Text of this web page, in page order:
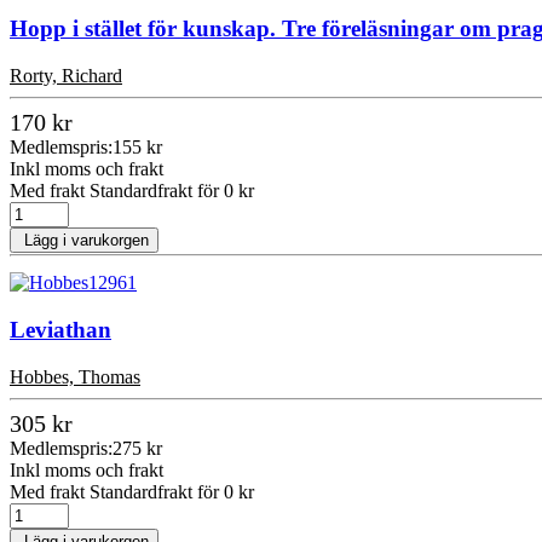
Hopp i stället för kunskap. Tre föreläsningar om
Rorty, Richard
170 kr
Medlemspris:155 kr
Inkl moms och frakt
Med frakt Standardfrakt för 0 kr
Lägg i varukorgen
Leviathan
Hobbes, Thomas
305 kr
Medlemspris:275 kr
Inkl moms och frakt
Med frakt Standardfrakt för 0 kr